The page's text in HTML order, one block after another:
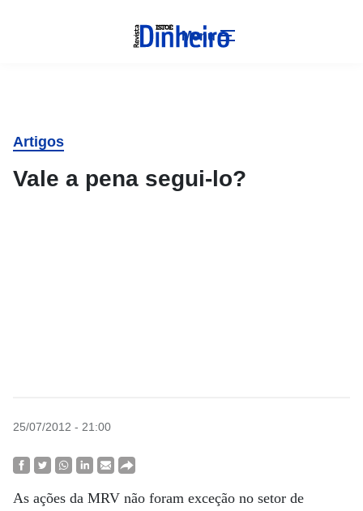
Menu
Artigos
Vale a pena segui-lo?
25/07/2012 - 21:00
As ações da MRV não foram exceção no setor de